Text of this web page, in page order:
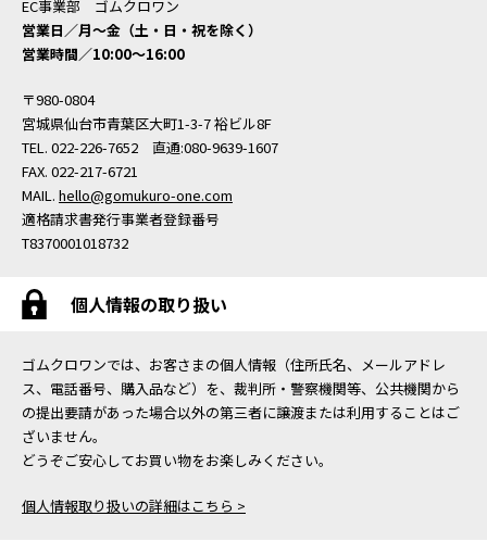
EC事業部 ゴムクロワン
営業日／月〜金（土・日・祝を除く）
営業時間／10:00〜16:00
〒980-0804
宮城県仙台市青葉区大町1-3-7 裕ビル8F
TEL. 022-226-7652 直通:080-9639-1607
FAX. 022-217-6721
MAIL. hello@gomukuro-one.com
適格請求書発行事業者登録番号
T8370001018732
個人情報の取り扱い
ゴムクロワンでは、お客さまの個人情報（住所氏名、メールアドレ
ス、電話番号、購入品など）を、裁判所・警察機関等、公共機関から
の提出要請があった場合以外の第三者に譲渡または利用することはご
ざいません。
どうぞご安心してお買い物をお楽しみください。
個人情報取り扱いの詳細はこちら >